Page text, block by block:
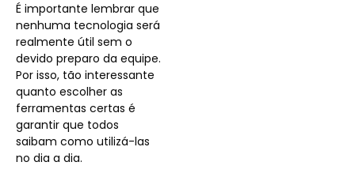
É importante lembrar que
nenhuma tecnologia será
realmente útil sem o
devido preparo da equipe.
Por isso, tão interessante
quanto escolher as
ferramentas certas é
garantir que todos
saibam como utilizá-las
no dia a dia.